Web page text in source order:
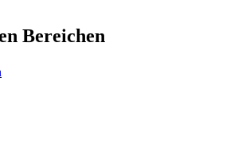
Bereichen